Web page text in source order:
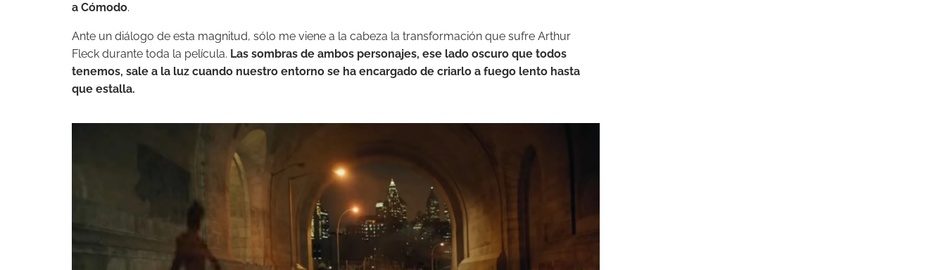
a Cómodo.
Ante un diálogo de esta magnitud, sólo me viene a la cabeza la transformación que sufre Arthur
Fleck durante toda la película. Las sombras de ambos personajes, ese lado oscuro que todos
tenemos, sale a la luz cuando nuestro entorno se ha encargado de criarlo a fuego lento hasta
que estalla.